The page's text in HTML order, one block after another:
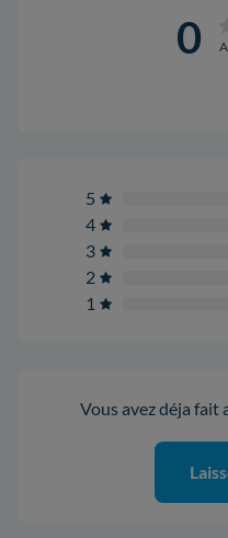
0
5
4
3
2
1
Vous avez déja fait